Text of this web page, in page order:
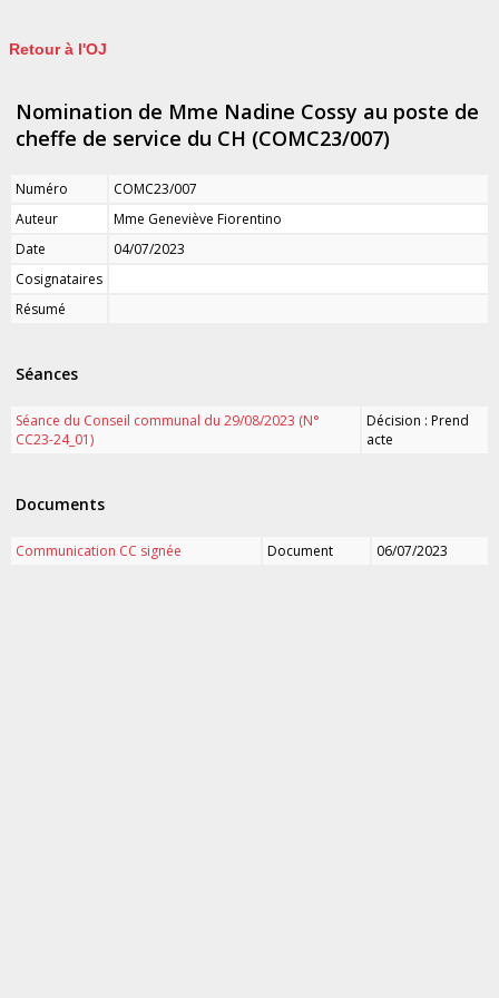
Retour à l'OJ
Nomination de Mme Nadine Cossy au poste de
cheffe de service du CH (COMC23/007)
Numéro
COMC23/007
Auteur
Mme Geneviève Fiorentino
Date
04/07/2023
Cosignataires
Résumé
Séances
Séance du Conseil communal du 29/08/2023 (N°
CC23-24_01)
Décision : Prend
acte
Documents
Communication CC signée Document 06/07/2023